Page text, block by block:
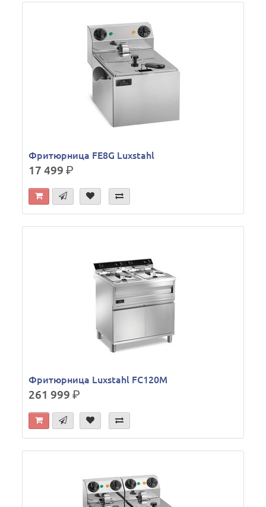
Фритюрница FE8G Luxstahl
17 499р.
Фритюрница Luxstahl FC120M
261 999р.